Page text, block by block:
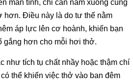
mãn tính, chỉ cần nằm xuống cũng
hơn. Điều này là do tư thế nằm
áp lực lên cơ hoành, khiến bạn
gắng hơn cho mỗi hơi thở.
như tích tụ chất nhầy hoặc thậm chí
thể khiến việc thở vào ban đêm